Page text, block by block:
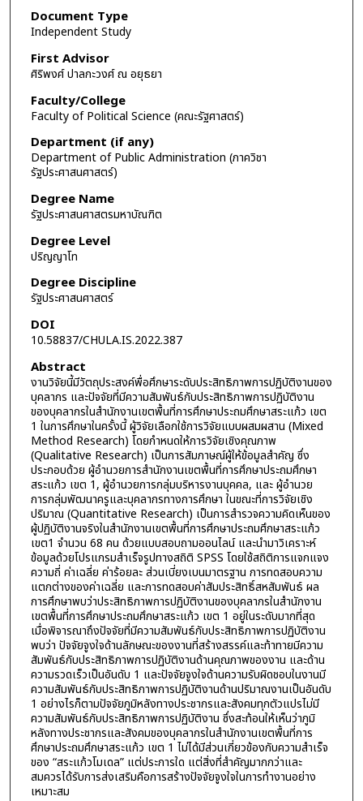
Document Type
Independent Study
First Advisor
ศิริพงศ์ ปาลกะวงศ์ ณ อยุธยา
Faculty/College
Faculty of Political Science (คณะรัฐศาสตร์)
Department (if any)
Department of Public Administration (ภาควิชา
รัฐประศาสนศาสตร์)
Degree Name
รัฐประศาสนศาสตรมหาบัณฑิต
Degree Level
ปริญญาโท
Degree Discipline
รัฐประศาสนศาสตร์
DOI
10.58837/CHULA.IS.2022.387
Abstract
งานวิจัยนี้มีวัตถุประสงค์พื่อศึกษาระดับประสิทธิภาพการปฏิบัติงานของ
บุคลากร และปัจจัยที่มีความสัมพันธ์กับประสิทธิภาพการปฏิบัติงาน
ของบุคลากรในสำนักงานเขตพื้นที่การศึกษาประถมศึกษาสระแก้ว เขต
1 ในการศึกษาในครั้งนี้ ผู้วิจัยเลือกใช้การวิจัยแบบผสมผสาน (Mixed
Method Research) โดยกำหนดให้การวิจัยเชิงคุณภาพ
(Qualitative Research) เป็นการสัมภาษณ์ผู้ให้ข้อมูลสำคัญ ซึ่ง
ประกอบด้วย ผู้อำนวยการสำนักงานเขตพื้นที่การศึกษาประถมศึกษา
สระแก้ว เขต 1, ผู้อำนวยการกลุ่มบริหารงานบุคคล, และ ผู้อำนวย
การกลุ่มพัฒนาครูและบุคลากรทางการศึกษา ในขณะที่การวิจัยเชิง
ปริมาณ (Quantitative Research) เป็นการสำรวจความคิดเห็นของ
ผู้ปฏิบัติงานจริงในสำนักงานเขตพื้นที่การศึกษาประถมศึกษาสระแก้ว
เขต1 จำนวน 68 คน ด้วยแบบสอบถามออนไลน์ และนำมาวิเคราะห์
ข้อมูลด้วยโปรแกรมสำเร็จรูปทางสถิติ SPSS โดยใช้สถิติการแจกแจง
ความถี่ ค่าเฉลี่ย ค่าร้อยละ ส่วนเบี่ยงเบนมาตรฐาน การทดสอบความ
แตกต่างของค่าเฉลี่ย และการทดสอบค่าสัมประสิทธิ์สหสัมพันธ์ ผล
การศึกษาพบว่าประสิทธิภาพการปฏิบัติงานของบุคลากรในสำนักงาน
เขตพื้นที่การศึกษาประถมศึกษาสระแก้ว เขต 1 อยู่ในระดับมากที่สุด
เมื่อพิจารณาถึงปัจจัยที่มีความสัมพันธ์กับประสิทธิภาพการปฏิบัติงาน
พบว่า ปัจจัยจูงใจด้านลักษณะของงานที่สร้างสรรค์และท้าทายมีความ
สัมพันธ์กับประสิทธิภาพการปฏิบัติงานด้านคุณภาพของงาน และด้าน
ความรวดเร็วเป็นอันดับ 1 และปัจจัยจูงใจด้านความรับผิดชอบในงานมี
ความสัมพันธ์กับประสิทธิภาพการปฏิบัติงานด้านปริมาณงานเป็นอันดับ
1 อย่างไรก็ตามปัจจัยภูมิหลังทางประชากรและสังคมทุกตัวแปรไม่มี
ความสัมพันธ์กับประสิทธิภาพการปฏิบัติงาน ซึ่งสะท้อนให้เห็นว่าภูมิ
หลังทางประชากรและสังคมของบุคลากรในสำนักงานเขตพื้นที่การ
ศึกษาประถมศึกษาสระแก้ว เขต 1 ไม่ได้มีส่วนเกี่ยวข้องกับความสำเร็จ
ของ “สระแก้วโมเดล” แต่ประการใด แต่สิ่งที่สำคัญมากกว่าและ
สมควรได้รับการส่งเสริมคือการสร้างปัจจัยจูงใจในการทำงานอย่าง
เหมาะสม